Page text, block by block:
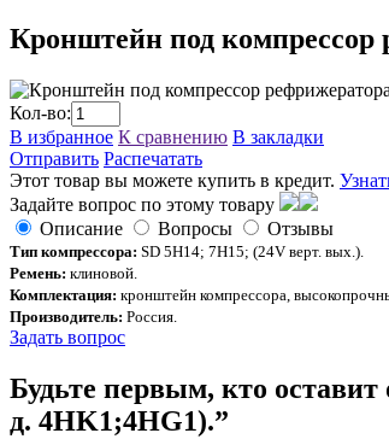
Кронштейн под компрессор
Кол-во:
В избранное К сравнению В закладки
Отправить Распечатать
Этот товар вы можете купить в кредит.
Задайте вопрос по этому товару
Описание
Вопросы Отзывы
Тип компрессора: SD 5H14; 7H15; (24V верт. вых.).
Ремень: клиновой.
Комплектация: кронштейн компрессора,
Производитель: Россия.
Задать вопрос
Будьте первым, кто
д. 4HK1;4HG1).”